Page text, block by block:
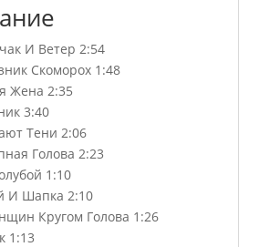
И Ветер 2:54
Скоморох 1:48
Жена 2:35
3:40
Тени 2:06
Голова 2:23
1:10
И Шапка 2:10
Кругом Голова 1:26
1:13